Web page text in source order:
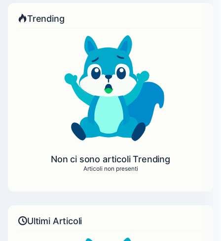
Trending
Non ci sono articoli Trending
Articoli non presenti
Ultimi Articoli